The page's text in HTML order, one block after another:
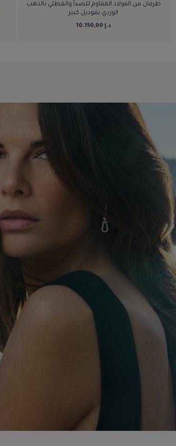
طرفان من الفولاذ المقاوم للصدأ والمطلي بالذهب
الوردي بموديل كبير
د.إ 10.150,00